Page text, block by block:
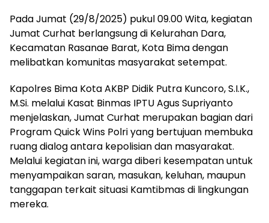
Pada Jumat (29/8/2025) pukul 09.00 Wita, kegiatan
Jumat Curhat berlangsung di Kelurahan Dara,
Kecamatan Rasanae Barat, Kota Bima dengan
melibatkan komunitas masyarakat setempat.
Kapolres Bima Kota AKBP Didik Putra Kuncoro, S.I.K.,
M.Si. melalui Kasat Binmas IPTU Agus Supriyanto
menjelaskan, Jumat Curhat merupakan bagian dari
Program Quick Wins Polri yang bertujuan membuka
ruang dialog antara kepolisian dan masyarakat.
Melalui kegiatan ini, warga diberi kesempatan untuk
menyampaikan saran, masukan, keluhan, maupun
tanggapan terkait situasi Kamtibmas di lingkungan
mereka.